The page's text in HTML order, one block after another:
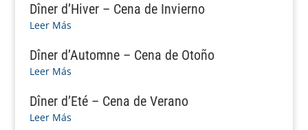
Dîner d’Hiver – Cena de Invierno
Leer Más
Dîner d’Automne – Cena de Otoño
Leer Más
Dîner d’Eté – Cena de Verano
Leer Más